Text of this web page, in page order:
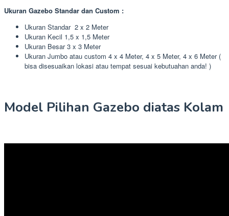
Ukuran Gazebo Standar dan Custom :
Ukuran Standar 2 x 2 Meter
Ukuran Kecil 1,5 x 1,5 Meter
Ukuran Besar 3 x 3 Meter
Ukuran Jumbo atau custom 4 x 4 Meter, 4 x 5 Meter, 4 x 6 Meter (
bisa disesuaikan lokasi atau tempat sesuai kebutuahan anda! )
Model Pilihan Gazebo diatas Kolam